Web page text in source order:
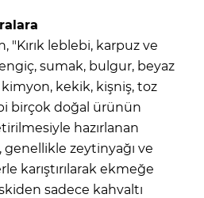
"Kırık leblebi, karpuz ve
sumak, bulgur, beyaz
kekik, kişniş, toz
birçok doğal ürünün
hazırlanan
genellikle zeytinyağı ve
karıştırılarak ekmeğe
sadece kahvaltı